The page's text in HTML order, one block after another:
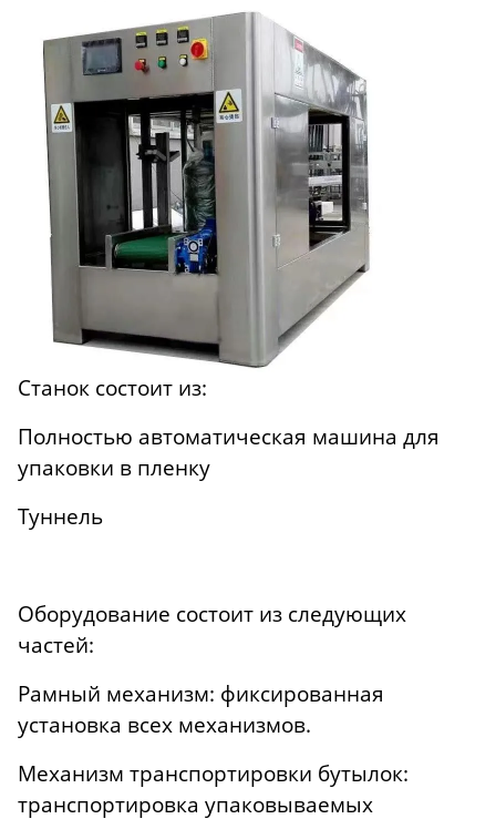
Станок состоит из:
Полностью автоматическая машина для
упаковки в пленку
Туннель
Оборудование состоит из следующих
частей:
Рамный механизм: фиксированная
установка всех механизмов.
Механизм транспортировки бутылок:
транспортировка упаковываемых